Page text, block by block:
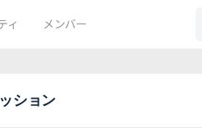
ィ メンバー
ション